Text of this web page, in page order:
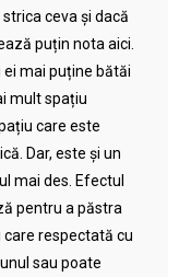
ceva și dacă
puțin nota aici.
mai puține bătăi
mult spațiu
care este
Dar, este și un
mai des. Efectul
pentru a păstra
respectată cu
sau poate